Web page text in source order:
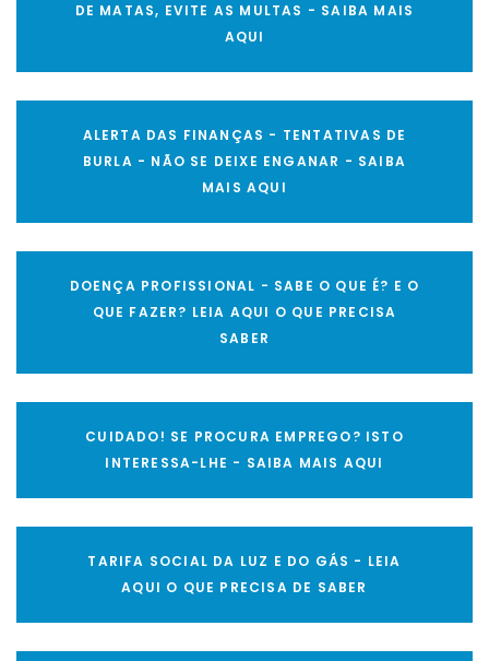
DE MATAS, EVITE AS MULTAS - SAIBA MAIS
AQUI
ALERTA DAS FINANÇAS - TENTATIVAS DE
BURLA - NÃO SE DEIXE ENGANAR - SAIBA
MAIS AQUI
DOENÇA PROFISSIONAL - SABE O QUE É? E O
QUE FAZER? LEIA AQUI O QUE PRECISA
SABER
CUIDADO! SE PROCURA EMPREGO? ISTO
INTERESSA-LHE - SAIBA MAIS AQUI
TARIFA SOCIAL DA LUZ E DO GÁS - LEIA
AQUI O QUE PRECISA DE SABER